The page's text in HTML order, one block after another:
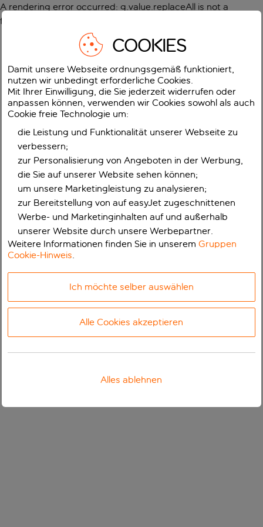
A rendering error occurred: g.value.replaceAll is not a
function
COOKIES
Damit unsere Webseite ordnungsgemäß funktioniert,
nutzen wir unbedingt erforderliche Cookies.
Mit Ihrer Einwilligung, die Sie jederzeit widerrufen oder
anpassen können, verwenden wir Cookies sowohl als auch
Cookie freie Technologie um:
die Leistung und Funktionalität unserer Webseite zu
verbessern;
zur Personalisierung von Angeboten in der Werbung,
die Sie auf unserer Website sehen können;
um unsere Marketingleistung zu analysieren;
zur Bereitstellung von auf easyJet zugeschnittenen
Werbe- und Marketinginhalten auf und außerhalb
unserer Website durch unsere Werbepartner.
Weitere Informationen finden Sie in unseremGruppen
Cookie-Hinweis.
Ich möchte selber auswählen
Alle Cookies akzeptieren
Alles ablehnen